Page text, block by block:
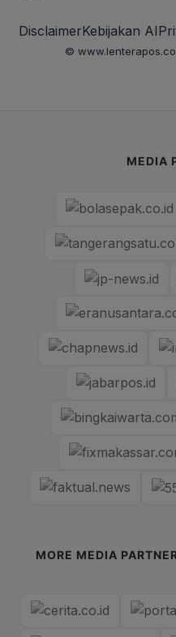
DisclaimerKebijakan AI
©
MEDIA
MORE MEDIA